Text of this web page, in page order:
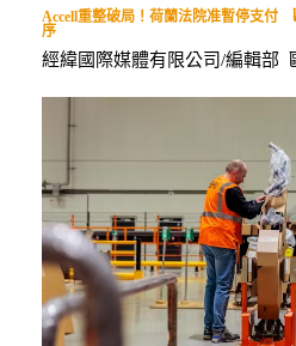
Accell重整破局！荷蘭法院准暫停支付
序
經緯國際媒體有限公司/編輯部